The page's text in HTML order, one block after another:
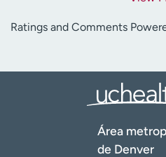
Ratings and Comments
Área
de Denver